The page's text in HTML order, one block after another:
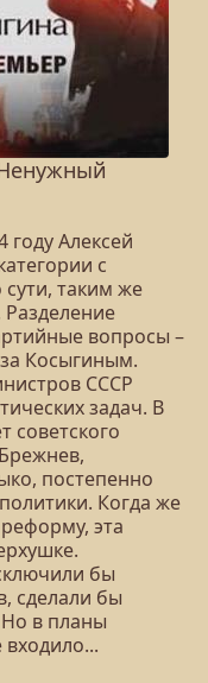
Алексей
с
таким же
вопросы –
Косыгиным.
СССР
задач. В
советского
постепенно
Когда же
эта
бы
сделали бы
в планы